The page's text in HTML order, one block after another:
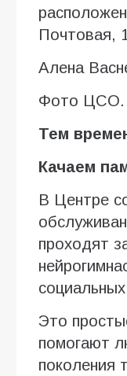
Почтовая,
Алена
Фото ЦСО.
Тем
Качаем
В Центре
проходят
социальных
Это
помогают
поколения